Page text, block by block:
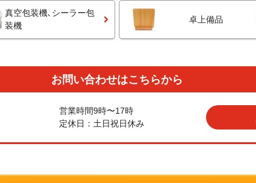
真空包装機､シーラー包
装機
卓上備品
お問い合わせはこちらから
営業時間9時〜17時
定休日：土日祝日休み